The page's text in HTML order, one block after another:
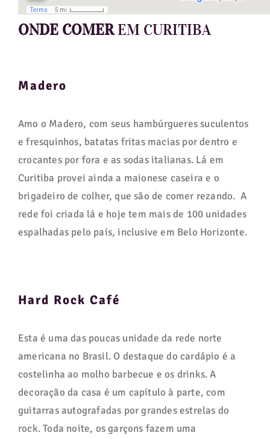
ONDE COMEREM CURITIBA
Madero
Amo o Madero, com seus hambúrgueres suculentos
e fresquinhos, batatas fritas macias por dentro e
crocantes por fora e as sodas italianas. Lá em
Curitiba provei ainda a maionese caseira e o
brigadeiro de colher, que são de comer rezando. A
rede foi criada lá e hoje tem mais de 100 unidades
espalhadas pelo país, inclusive em Belo Horizonte.
Hard Rock Café
Esta é uma das poucas unidade da rede norte
americana no Brasil. O destaque do cardápio é a
costelinha ao molho barbecue e os drinks. A
decoração da casa é um capítulo à parte, com
guitarras autografadas por grandes estrelas do
rock. Toda noite, os garçons fazem uma